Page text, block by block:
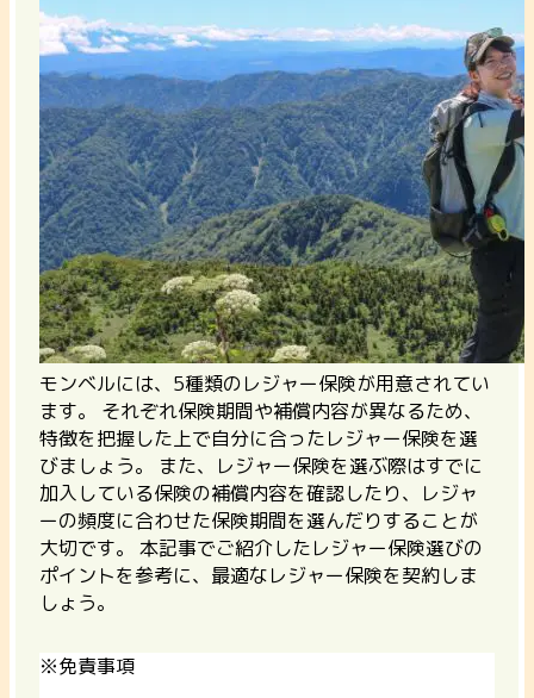
モンベルには、5種類のレジャー保険が用意されてい
ます。 それぞれ保険期間や補償内容が異なるため、
特徴を把握した上で自分に合ったレジャー保険を選
びましょう。 また、レジャー保険を選ぶ際はすでに
加入している保険の補償内容を確認したり、レジャ
ーの頻度に合わせた保険期間を選んだりすることが
大切です。 本記事でご紹介したレジャー保険選びの
ポイントを参考に、最適なレジャー保険を契約しま
しょう。
※免責事項